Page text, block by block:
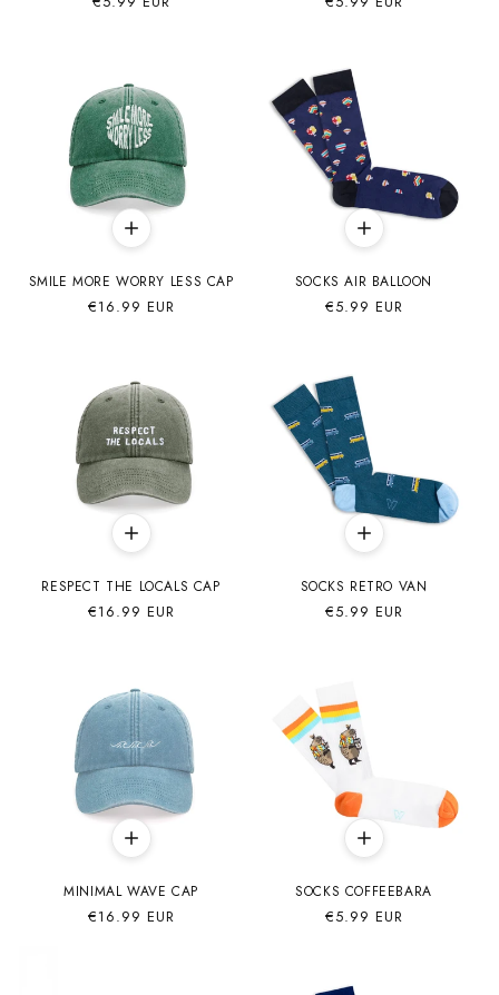
SMILE MORE WORRY LESS CAP
Precio
€16.99 EUR
SOCKS AIR BALLOON
Precio
€5.99 EUR
RESPECT THE LOCALS CAP
Precio
€16.99 EUR
SOCKS RETRO VAN
Precio
€5.99 EUR
MINIMAL WAVE CAP
Precio
€16.99 EUR
SOCKS COFFEEBARA
Precio
€5.99 EUR